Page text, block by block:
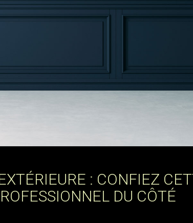
: CONFIEZ
DU CÔTÉ